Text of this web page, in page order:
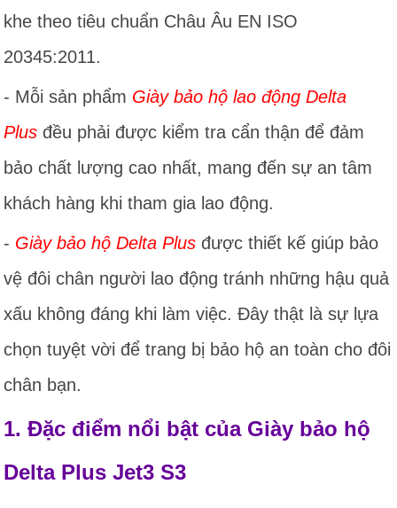
khe theo tiêu chuẩn Châu Âu EN ISO
20345:2011.
- Mỗi sản phẩm Giày bảo hộ lao động Delta
Plus đều phải được kiểm tra cẩn thận để đảm
bảo chất lượng cao nhất, mang đến sự an tâm
khách hàng khi tham gia lao động.
- Giày bảo hộ Delta Plus được thiết kế giúp bảo
vệ đôi chân người lao động tránh những hậu quả
xấu không đáng khi làm việc. Đây thật là sự lựa
chọn tuyệt vời để trang bị bảo hộ an toàn cho đôi
chân bạn.
1. Đặc điểm nổi bật của Giày bảo hộ
Delta Plus Jet3 S3